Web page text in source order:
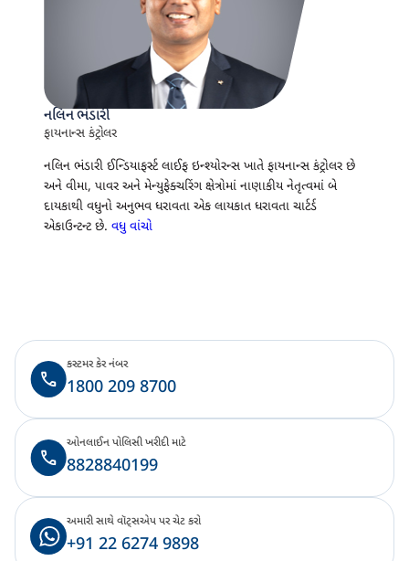
નલિન ભંડારી
ફાયનાન્સ કંટ્રોલર
નલિન ભંડારી ઈન્ડિયાફર્સ્ટ લાઈફ ઇન્શ્યોરન્સ ખાતે ફાયનાન્સ કંટ્રોલર છે
અને વીમા, પાવર અને મેન્યુફેક્ચરિંગ ક્ષેત્રોમાં નાણાકીય નેતૃત્વમાં બે
દાયકાથી વધુનો અનુભવ ધરાવતા એક લાયકાત ધરાવતા ચાર્ટર્ડ
એકાઉન્ટન્ટ છે. વધુ વાંચો
1800 209 8700
કસ્ટમર કેર નંબર
8828840199
ઓનલાઈન પોલિસી ખરીદી માટે
+91 22 6274 9898
અમારી સાથે વૉટ્સએપ પર ચેટ કરો